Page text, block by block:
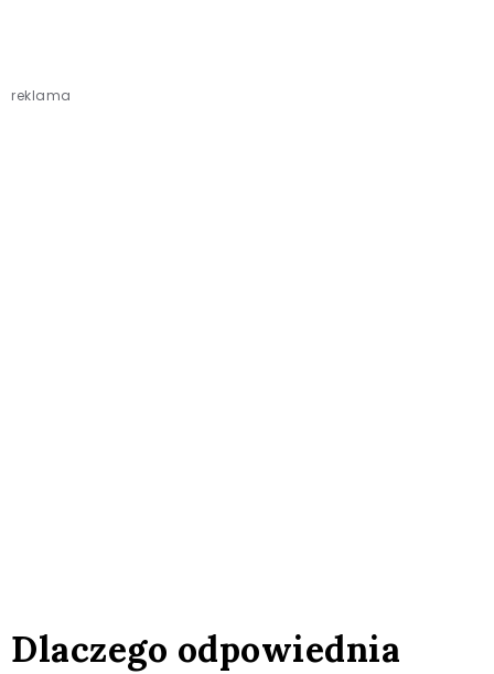
reklama
Dlaczego odpowiednia